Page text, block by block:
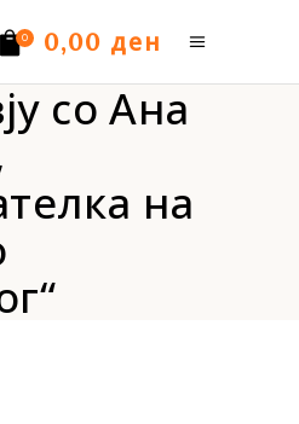
0 0,00 ден
со Ана
на